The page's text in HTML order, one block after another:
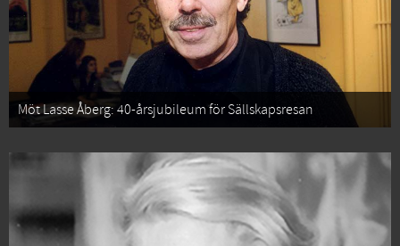
Möt Lasse Åberg: 40-årsjubileum för Sällskapsresan